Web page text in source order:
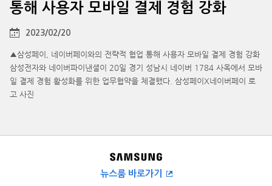
통해 사용자 모바일 결제 경험 강화
2023/02/20
▲삼성페이, 네이버페이와의 전략적 협업 통해 사용자 모바일 결제 경험 강화
삼성전자와 네이버파이낸셜이 20일 경기 성남시 네이버 1784 사옥에서 모바
일 결제 경험 활성화를 위한 업무협약을 체결했다. 삼성페이X네이버페이 로
고 사진
뉴스룸 바로가기